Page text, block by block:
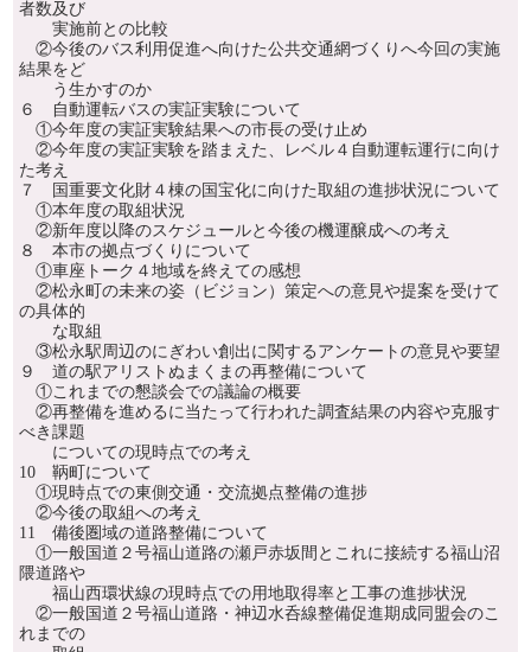
者数及び
実施前との比較
②今後のバス利用促進へ向けた公共交通網づくりへ今回の実施
結果をど
う生かすのか
６ 自動運転バスの実証実験について
①今年度の実証実験結果への市長の受け止め
②今年度の実証実験を踏まえた、レベル４自動運転運行に向け
た考え
７ 国重要文化財４棟の国宝化に向けた取組の進捗状況について
①本年度の取組状況
②新年度以降のスケジュールと今後の機運醸成への考え
８ 本市の拠点づくりについて
①車座トーク４地域を終えての感想
②松永町の未来の姿（ビジョン）策定への意見や提案を受けて
の具体的
な取組
③松永駅周辺のにぎわい創出に関するアンケートの意見や要望
９ 道の駅アリストぬまくまの再整備について
①これまでの懇談会での議論の概要
②再整備を進めるに当たって行われた調査結果の内容や克服す
べき課題
についての現時点での考え
10 鞆町について
①現時点での東側交通・交流拠点整備の進捗
②今後の取組への考え
11 備後圏域の道路整備について
①一般国道２号福山道路の瀬戸赤坂間とこれに接続する福山沼
隈道路や
福山西環状線の現時点での用地取得率と工事の進捗状況
②一般国道２号福山道路・神辺水呑線整備促進期成同盟会のこ
れまでの